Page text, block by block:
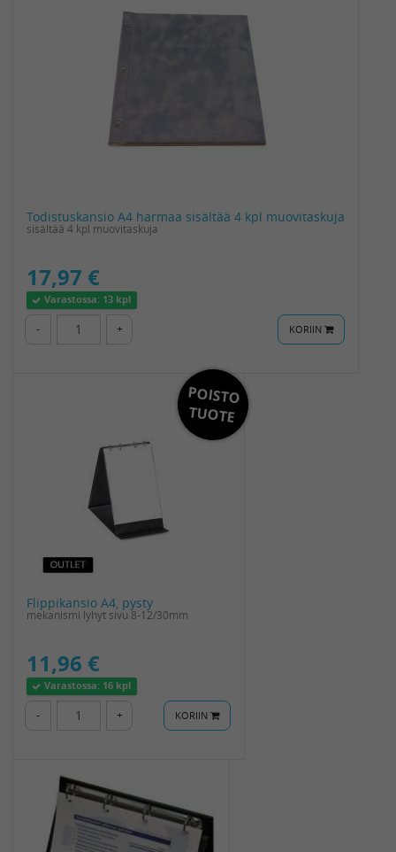
Todistuskansio A4 harmaa sisältää 4 kpl muovitaskuja
sisältää 4 kpl muovitaskuja
17,97 €
Varastossa: 13 kpl
- + KORIIN
POISTO
TUOTE
Flippikansio A4, pysty
mekanismi lyhyt sivu 8-12/30mm
11,96 €
Varastossa: 16 kpl
- + KORIIN